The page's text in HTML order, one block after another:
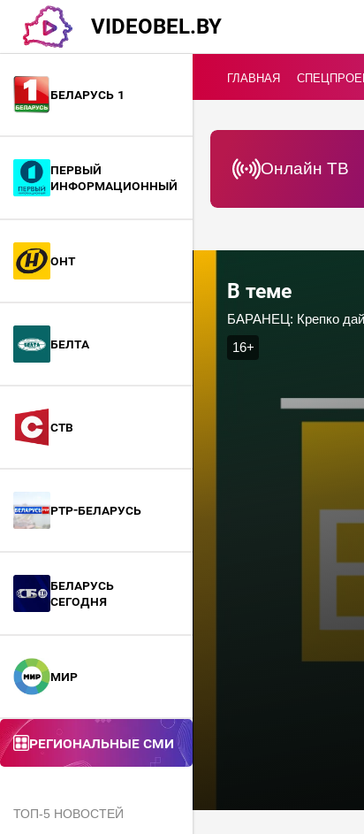
VIDEOBEL.BY
Беларусь 1
Первый
информационный
ОНТ
БелТА
СТВ
РТР-Беларусь
БЕЛАРУСЬ
СЕГОДНЯ
МИР
Региональные СМИ
ТОП-5 НОВОСТЕЙ
ГЛАВНАЯ
Онлайн ТВ
В теме
БАРАНЕЦ: Крепко дай
16+